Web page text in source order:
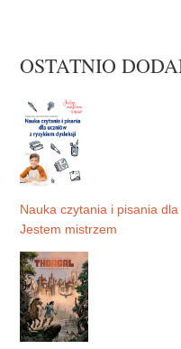
OSTATNIO
Nauka czytania i pisania
Jestem mistrzem